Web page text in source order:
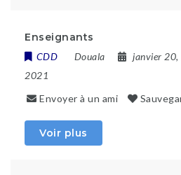
Enseignants
CDD Douala janvier
2021
Envoyer à un ami
Voir plus